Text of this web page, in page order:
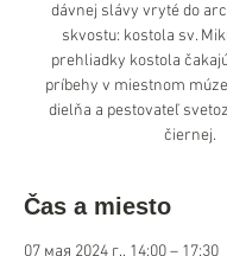
dávnej slávy vryté do
skvostu: kostola sv.
prehliadky kostola
príbehy v miestnom
dielňa a pestovateľ
čiernej.
Čas a miesto
07 мая 2024 г., 14:00 – 17:30